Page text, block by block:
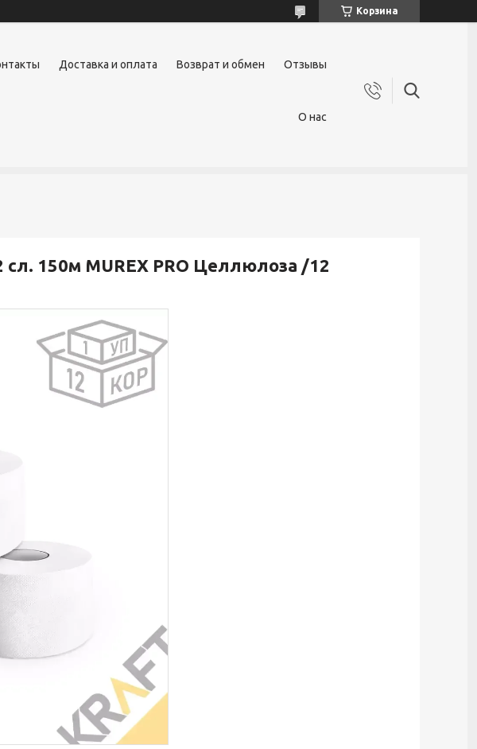
Корзина
Доставка и оплата Возврат и обмен Отзывы
О нас
150м MUREX PRO Целлюлоза /12